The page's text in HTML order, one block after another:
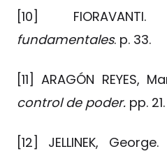
[10]
fundamentales. p. 33.
[11] ARAGÓN REYES,
control de poder. pp. 21.
[12] JELLINEK, George.